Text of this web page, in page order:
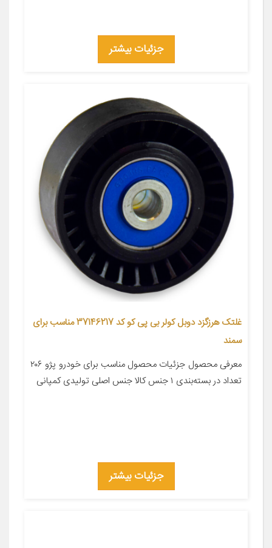
جزئیات بیشتر
غلتک هرزگزد دوبل کولر بی پی کو کد 37146217 مناسب برای
سمند
معرفی محصول جزئیات محصول مناسب برای خودرو پژو ۲۰۶
تعداد در بسته‌بندی ۱ جنس کالا جنس اصلی تولیدی کمپانی
جزئیات بیشتر